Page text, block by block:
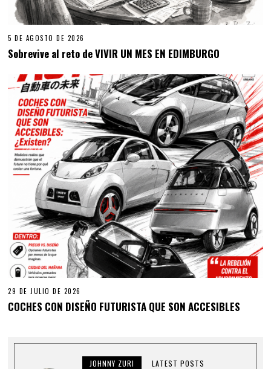
5 DE AGOSTO DE 2026
Sobrevive al reto de VIVIR UN MES EN EDIMBURGO
29 DE JULIO DE 2026
COCHES CON DISEÑO FUTURISTA QUE SON ACCESIBLES
JOHNNY ZURI LATEST POSTS